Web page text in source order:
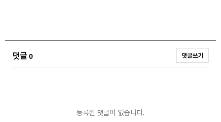
댓글0 댓글쓰기
등록된 댓글이 없습니다.